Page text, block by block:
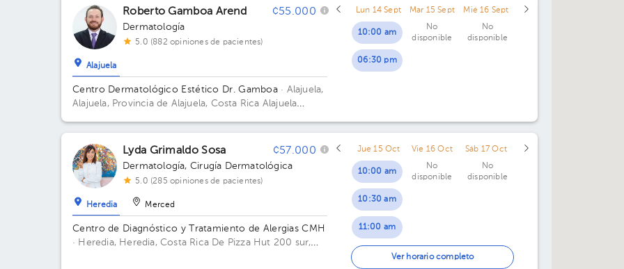
Roberto Gamboa Arend ¢55.000
Dermatología
5.0 (882 opiniones de pacientes)
Alajuela
Centro Dermatológico Estético Dr. Gamboa · Alajuela,
Alajuela, Provincia de Alajuela, Costa Rica Alajuela
este
Lun 14 Sept
10:00 am
06:30 pm
Mar 15 Sept
No
disponible
Mié 16 Sept
No
disponible
Lyda Grimaldo Sosa ¢57.000
Dermatología, Cirugía Dermatológica
5.0 (285 opiniones de pacientes)
Heredia Merced
Centro de Diagnóstico y Tratamiento de Alergias CMH
· Heredia, Heredia, Costa Rica De Pizza Hut 200 sur,
Jue 15 Oct
10:00 am
10:30 am
11:00 am
11:30 am
Vie 16 Oct
No
disponible
Sáb 17 Oct
No
disponible
Ver horario completo